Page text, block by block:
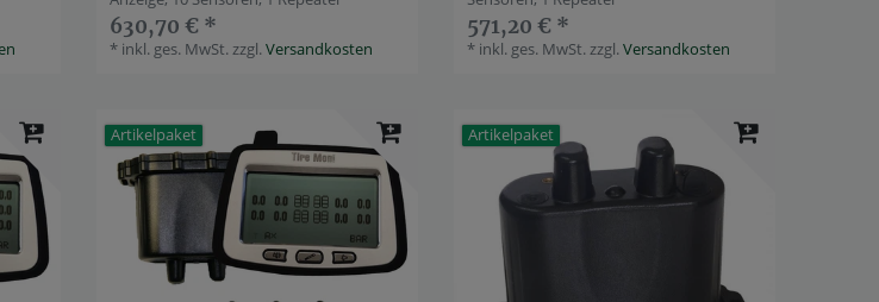
630,70 € *
* inkl. ges. MwSt.zzgl.Versandkosten
571,20 € *
* inkl. ges. MwSt.zzgl.Versandkosten
Artikelpaket Artikelpaket